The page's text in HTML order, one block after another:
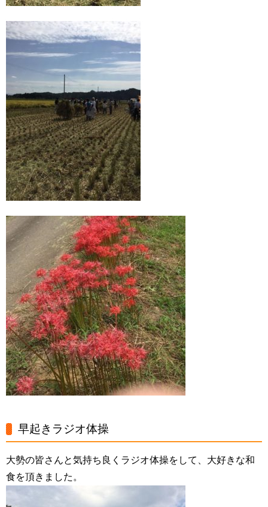
早起きラジオ体操
大勢の皆さんと気持ち良くラジオ体操をして、大好きな和
食を頂きました。